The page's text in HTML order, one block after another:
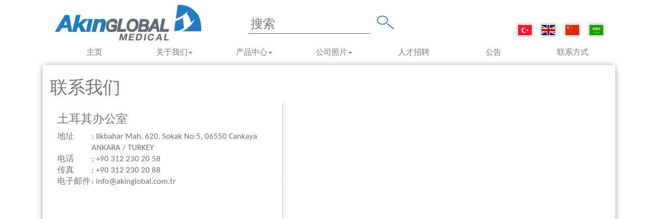
主页 关于我们 产品中心 公司照片 人才招聘 公告 联系方式
联系我们
土耳其办公室
地址
: Ilkbahar Mah. 620. Sokak No:5, 06550 Cankaya
ANKARA / TURKEY
电话
: +90 312 230 20 58
传真
: +90 312 230 20 88
电子邮件: info@akinglobal.com.tr